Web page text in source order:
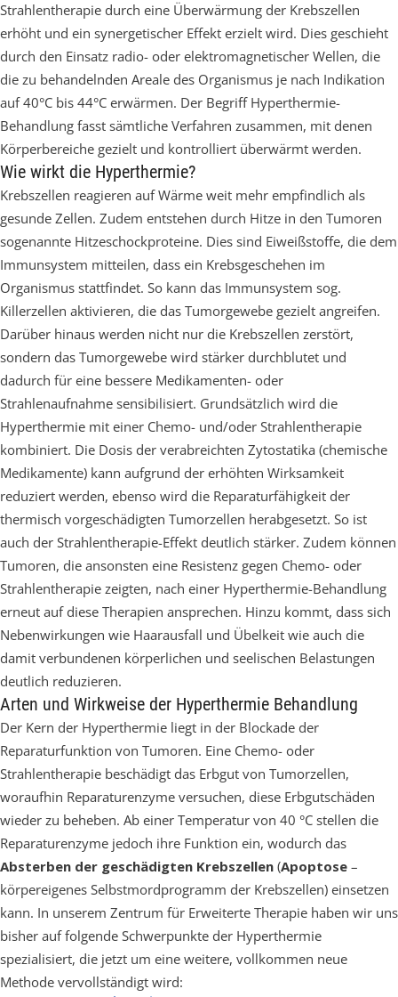
Strahlentherapie durch eine Überwärmung der Krebszellen
erhöht und ein synergetischer Effekt erzielt wird. Dies geschieht
durch den Einsatz radio- oder elektromagnetischer Wellen, die
die zu behandelnden Areale des Organismus je nach Indikation
auf 40°C bis 44°C erwärmen. Der Begriff Hyperthermie-
Behandlung fasst sämtliche Verfahren zusammen, mit denen
Körperbereiche gezielt und kontrolliert überwärmt werden.
Wie wirkt die Hyperthermie?
Krebszellen reagieren auf Wärme weit mehr empfindlich als
gesunde Zellen. Zudem entstehen durch Hitze in den Tumoren
sogenannte Hitzeschockproteine. Dies sind Eiweißstoffe, die dem
Immunsystem mitteilen, dass ein Krebsgeschehen im
Organismus stattfindet. So kann das Immunsystem sog.
Killerzellen aktivieren, die das Tumorgewebe gezielt angreifen.
Darüber hinaus werden nicht nur die Krebszellen zerstört,
sondern das Tumorgewebe wird stärker durchblutet und
dadurch für eine bessere Medikamenten- oder
Strahlenaufnahme sensibilisiert. Grundsätzlich wird die
Hyperthermie mit einer Chemo- und/oder Strahlentherapie
kombiniert. Die Dosis der verabreichten Zytostatika (chemische
Medikamente) kann aufgrund der erhöhten Wirksamkeit
reduziert werden, ebenso wird die Reparaturfähigkeit der
thermisch vorgeschädigten Tumorzellen herabgesetzt. So ist
auch der Strahlentherapie-Effekt deutlich stärker. Zudem können
Tumoren, die ansonsten eine Resistenz gegen Chemo- oder
Strahlentherapie zeigten, nach einer Hyperthermie-Behandlung
erneut auf diese Therapien ansprechen. Hinzu kommt, dass sich
Nebenwirkungen wie Haarausfall und Übelkeit wie auch die
damit verbundenen körperlichen und seelischen Belastungen
deutlich reduzieren.
Arten und Wirkweise der Hyperthermie Behandlung
Der Kern der Hyperthermie liegt in der Blockade der
Reparaturfunktion von Tumoren. Eine Chemo- oder
Strahlentherapie beschädigt das Erbgut von Tumorzellen,
woraufhin Reparaturenzyme versuchen, diese Erbgutschäden
wieder zu beheben. Ab einer Temperatur von 40 °C stellen die
Reparaturenzyme jedoch ihre Funktion ein, wodurch das
Absterben der geschädigten Krebszellen (Apoptose –
körpereigenes Selbstmordprogramm der Krebszellen) einsetzen
kann. In unserem Zentrum für Erweiterte Therapie haben wir uns
bisher auf folgende Schwerpunkte der Hyperthermie
spezialisiert, die jetzt um eine weitere, vollkommen neue
Methode vervollständigt wird: